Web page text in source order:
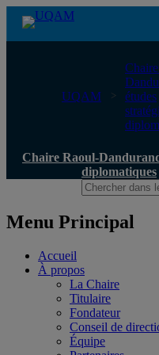
Chaire Raoul-Dandurand
UQAM
études
Chaire Raoul-
diplomatiques
Menu Principal
Accueil
À propos
La Chaire
Titulaire
Fondateur
Conseil de
Équipe